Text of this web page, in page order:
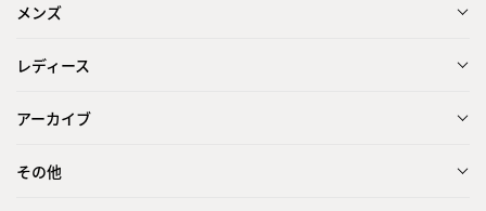
メンズ
レディース
アーカイブ
その他